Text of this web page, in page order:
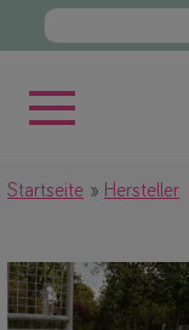
Startseite Hersteller